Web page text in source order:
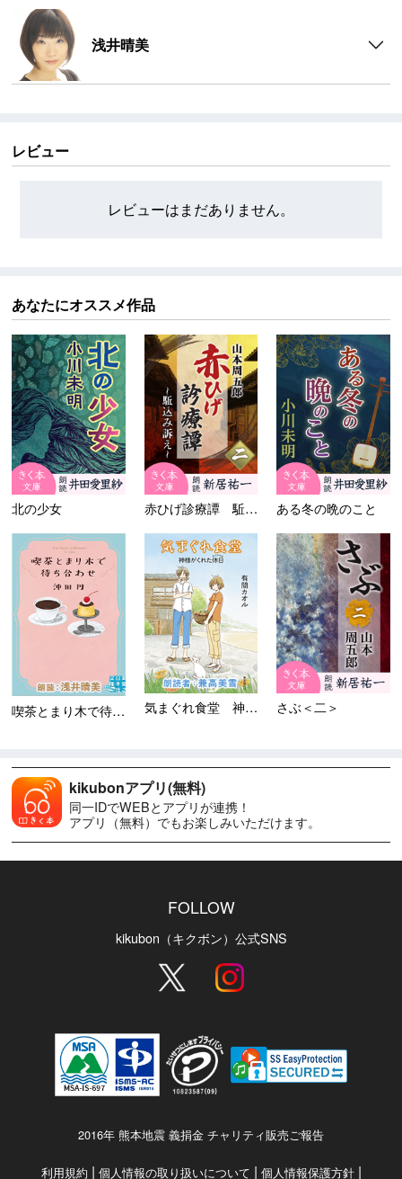
浅井晴美
レビュー
レビューはまだありません。
あなたにオススメ作品
北の少女 赤ひげ診療譚 駈込み訴え ある冬の晩のこと
喫茶とまり木で待ち合わせ 気まぐれ食堂 神様がくれた休... さぶ＜二＞
kikubonアプリ(無料)
同一IDでWEBとアプリが連携！
アプリ（無料）でもお楽しみいただけます。
FOLLOW
kikubon（キクボン）公式SNS
2016年 熊本地震 義捐金 チャリティ販売ご報告
利用規約 | 個人情報の取り扱いについて | 個人情報保護方針|